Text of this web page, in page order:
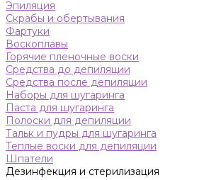
Эпиляция
Скрабы и обертывания
Фартуки
Воскоплавы
Горячие пленочные воски
Средства до депиляции
Средства после депиляции
Наборы для шугаринга
Паста для шугаринга
Полоски для депиляции
Тальк и пудры для шугаринга
Теплые воски для депиляции
Шпатели
Дезинфекция и стерилизация